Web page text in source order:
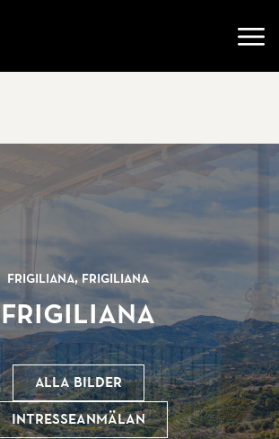
Frigiliana, Frigiliana
Frigiliana
Alla bilder
Intresseanmälan